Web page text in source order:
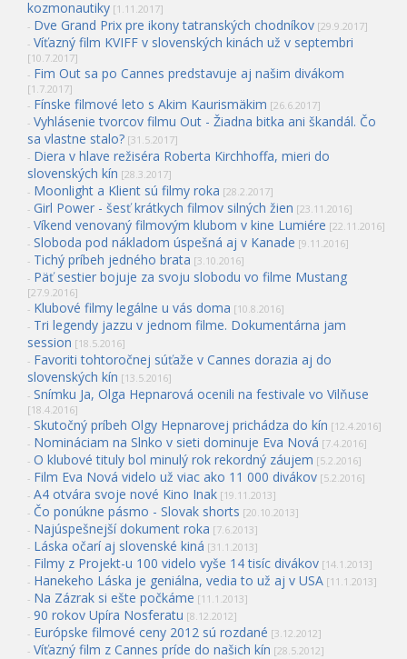
kozmonautiky [1.11.2017]
- Dve Grand Prix pre ikony tatranských chodníkov [29.9.2017]
- Víťazný film KVIFF v slovenských kinách už v septembri
[10.7.2017]
- Fim Out sa po Cannes predstavuje aj našim divákom
[1.7.2017]
- Fínske filmové leto s Akim Kaurismäkim [26.6.2017]
- Vyhlásenie tvorcov filmu Out - Žiadna bitka ani škandál. Čo
sa vlastne stalo? [31.5.2017]
- Diera v hlave režiséra Roberta Kirchhoffa, mieri do
slovenských kín [28.3.2017]
- Moonlight a Klient sú filmy roka [28.2.2017]
- Girl Power - šesť krátkych filmov silných žien [23.11.2016]
- Víkend venovaný filmovým klubom v kine Lumiére [22.11.2016]
- Sloboda pod nákladom úspešná aj v Kanade [9.11.2016]
- Tichý príbeh jedného brata [3.10.2016]
- Päť sestier bojuje za svoju slobodu vo filme Mustang
[27.9.2016]
- Klubové filmy legálne u vás doma [10.8.2016]
- Tri legendy jazzu v jednom filme. Dokumentárna jam
session [18.5.2016]
- Favoriti tohtoročnej súťaže v Cannes dorazia aj do
slovenských kín [13.5.2016]
- Snímku Ja, Olga Hepnarová ocenili na festivale vo Vilňuse
[18.4.2016]
- Skutočný príbeh Olgy Hepnarovej prichádza do kín [12.4.2016]
- Nomináciam na Slnko v sieti dominuje Eva Nová [7.4.2016]
- O klubové tituly bol minulý rok rekordný záujem [5.2.2016]
- Film Eva Nová videlo už viac ako 11 000 divákov [5.2.2016]
- A4 otvára svoje nové Kino Inak [19.11.2013]
- Čo ponúkne pásmo - Slovak shorts [20.10.2013]
- Najúspešnejší dokument roka [7.6.2013]
- Láska očarí aj slovenské kiná [31.1.2013]
- Filmy z Projekt-u 100 videlo vyše 14 tisíc divákov [14.1.2013]
- Hanekeho Láska je geniálna, vedia to už aj v USA [11.1.2013]
- Na Zázrak si ešte počkáme [11.1.2013]
- 90 rokov Upíra Nosferatu [8.12.2012]
- Európske filmové ceny 2012 sú rozdané [3.12.2012]
- Víťazný film z Cannes príde do našich kín [28.5.2012]